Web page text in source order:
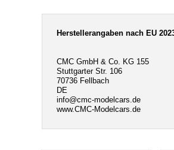
Herstellerangaben nach EU
CMC GmbH & Co. KG 155
Stuttgarter Str. 106
70736 Fellbach
DE
info@cmc-modelcars.de
www.CMC-Modelcars.de